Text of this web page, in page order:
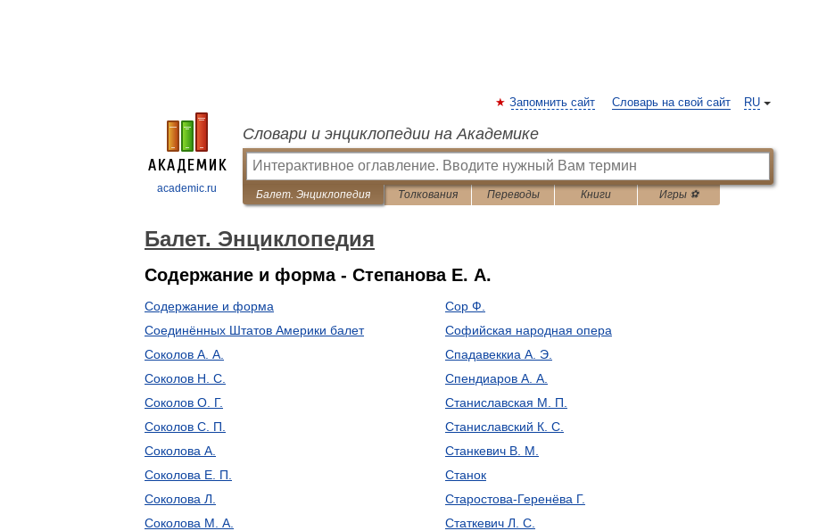
academic.ru
RU
Запомнить сайт Словарь на свой сайт
Словари и энциклопедии на Академике
Балет. Энциклопедия Толкования Переводы Книги Игры ⚽
Балет. Энциклопедия
Содержание и форма - Степанова Е. А.
Содержание и форма
Соединённых Штатов Америки балет
Соколов А. А.
Соколов Н. С.
Соколов О. Г.
Соколов С. П.
Соколова А.
Соколова Е. П.
Соколова Л.
Соколова М. А.
Сор Ф.
Софийская народная опера
Спадавеккиа А. Э.
Спендиаров А. А.
Станиславская М. П.
Станиславский К. С.
Станкевич В. М.
Станок
Старостова-Геренёва Г.
Статкевич Л. С.